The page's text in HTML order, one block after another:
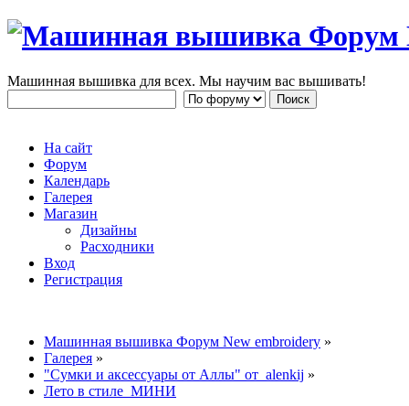
Машинная вышивка для всех. Мы научим вас вышивать!
На сайт
Форум
Календарь
Галерея
Магазин
Дизайны
Расходники
Вход
Регистрация
Машинная вышивка Форум New embroidery »
Галерея »
"Сумки и аксессуары от Аллы" от alenkij »
Лето в стиле МИНИ